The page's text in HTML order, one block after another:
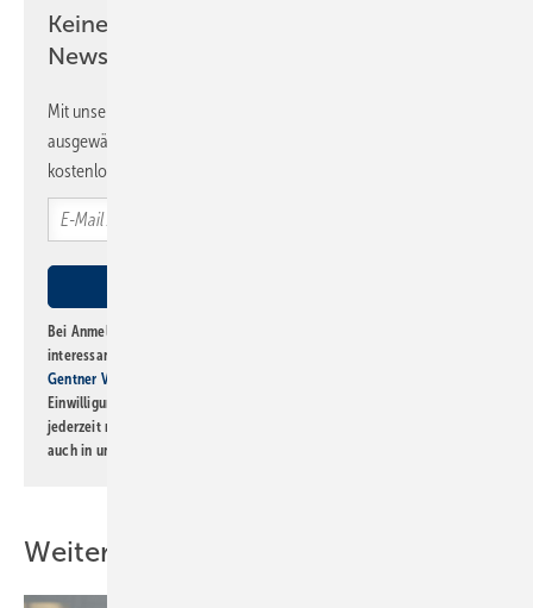
Keine Zeit? Kein Problem mit dem SBZ
Newsletter!
Mit unserem Newsletter erhalten Sie regelmäßig von uns
ausgewählte Informationen und Neuigkeiten, gebündelt und
kostenlos direkt ins Postfach.
Bei Anmeldung zu diesem Newsletter bin ich damit einverstanden, über
interessante Verlags- und Online-Angebote
Gentner Verlag GmbH & Co. KG
Einwilligung kann ich jederzeit widerrufen und eine Abmeldung ist
jederzeit möglich. Informationen zum Umgang mit Daten finden Sie
auch in unserer
Weitere Inhalte